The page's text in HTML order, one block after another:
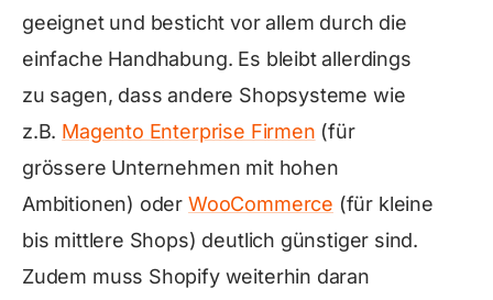
geeignet und besticht vor allem durch die
einfache Handhabung. Es bleibt allerdings
zu sagen, dass andere Shopsysteme wie
z.B. Magento Enterprise Firmen (für
grössere Unternehmen mit hohen
Ambitionen) oder WooCommerce (für kleine
bis mittlere Shops) deutlich günstiger sind.
Zudem muss Shopify weiterhin daran